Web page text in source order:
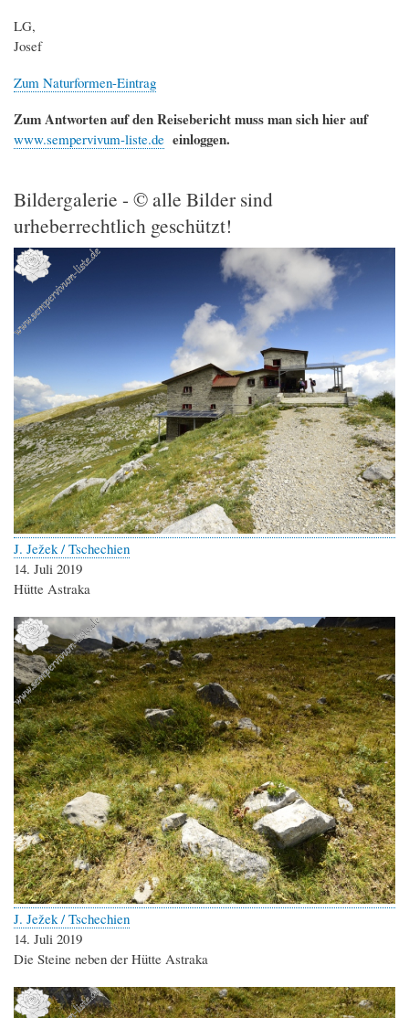
LG,
Josef
Zum Naturformen-Eintrag
Zum Antworten auf den Reisebericht muss man sich hier auf
www.sempervivum-liste.de einloggen.
Bildergalerie - © alle Bilder sind
urheberrechtlich geschützt!
J. Ježek / Tschechien
14. Juli 2019
Hütte Astraka
J. Ježek / Tschechien
14. Juli 2019
Die Steine neben der Hütte Astraka